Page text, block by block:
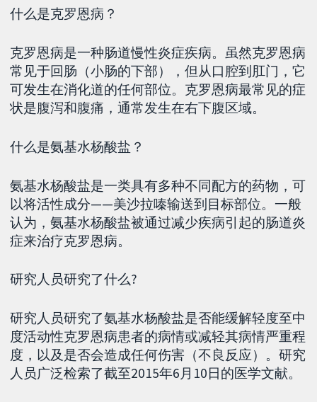
什么是克罗恩病？
克罗恩病是一种肠道慢性炎症疾病。虽然克罗恩病
常见于回肠（小肠的下部），但从口腔到肛门，它
可发生在消化道的任何部位。克罗恩病最常见的症
状是腹泻和腹痛，通常发生在右下腹区域。
什么是氨基水杨酸盐​​？
氨基水杨酸盐​​是一类具有多种不同配方的药物，可
以将活性成分——美沙拉嗪输送到目标部位。一般
认为，氨基水杨酸盐​​被通过减少疾病引起的肠道炎
症来治疗克罗恩病。
研究人员研究了什么?
研究人员研究了氨基水杨酸盐​​是否能缓解轻度至中
度活动性克罗恩病患者的病情或减轻其病情严重程
度，以及是否会造成任何伤害（不良反应）。研究
人员广泛检索了截至2015年6月10日的医学文献。